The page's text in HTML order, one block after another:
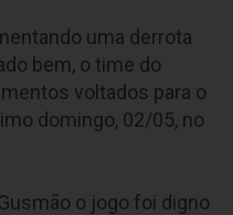
uma derrota
bem, o time do
voltados para o
domingo, 02/05, no
o jogo foi digno